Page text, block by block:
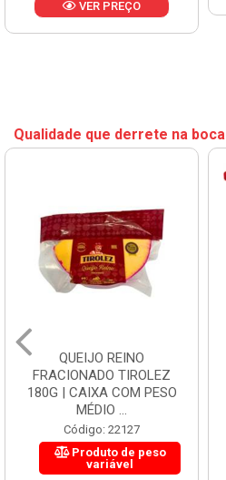
VER PREÇO
Qualidade que derrete na boca
QUEIJO REINO
FRACIONADO TIROLEZ
180G | CAIXA COM PESO
MÉDIO ...
Código: 22127
Produto de peso
variável